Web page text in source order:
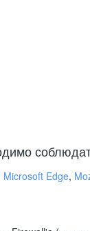
Microsoft Edge,